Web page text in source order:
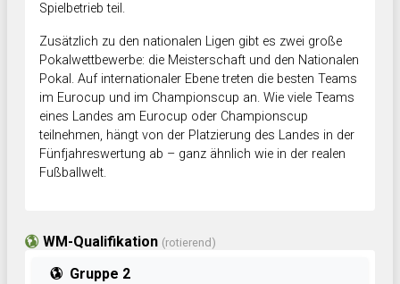
Spielbetrieb teil.
Zusätzlich zu den nationalen Ligen gibt es zwei große
Pokalwettbewerbe: die Meisterschaft und den Nationalen
Pokal. Auf internationaler Ebene treten die besten Teams
im Eurocup und im Championscup an. Wie viele Teams
eines Landes am Eurocup oder Championscup
teilnehmen, hängt von der Platzierung des Landes in der
Fünfjahreswertung ab – ganz ähnlich wie in der realen
Fußballwelt.
WM-Qualifikation (rotierend)
Gruppe 2